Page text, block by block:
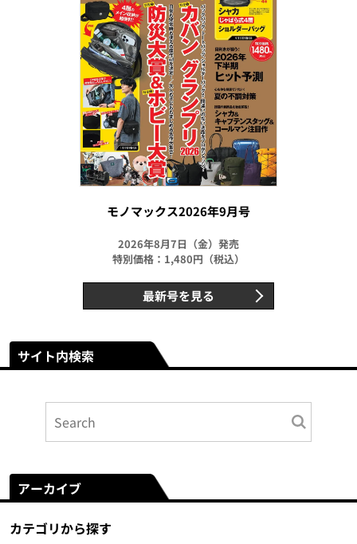
モノマックス2026年9月号
2026年8月7日（金）発売
特別価格：1,480円（税込）
最新号を見る
サイト内検索
アーカイブ
カテゴリから探す